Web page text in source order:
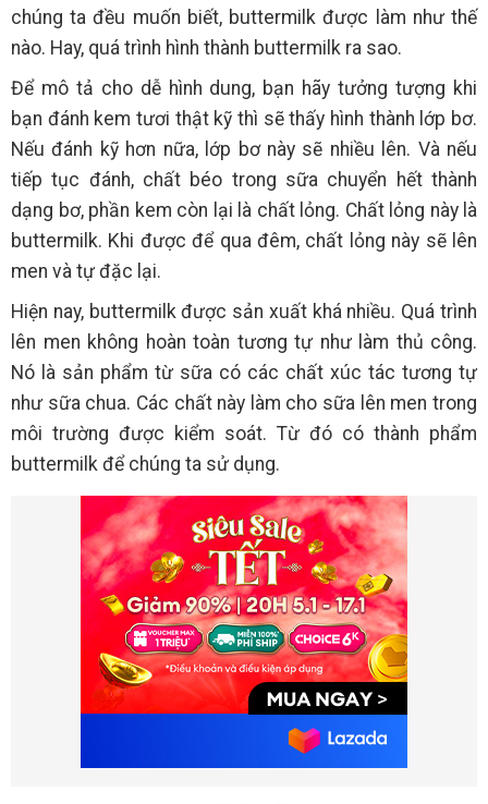
chúng ta đều muốn biết, buttermilk được làm như thế
nào. Hay, quá trình hình thành buttermilk ra sao.
Để mô tả cho dễ hình dung, bạn hãy tưởng tượng khi
bạn đánh kem tươi thật kỹ thì sẽ thấy hình thành lớp bơ.
Nếu đánh kỹ hơn nữa, lớp bơ này sẽ nhiều lên. Và nếu
tiếp tục đánh, chất béo trong sữa chuyển hết thành
dạng bơ, phần kem còn lại là chất lỏng. Chất lỏng này là
buttermilk. Khi được để qua đêm, chất lỏng này sẽ lên
men và tự đặc lại.
Hiện nay, buttermilk được sản xuất khá nhiều. Quá trình
lên men không hoàn toàn tương tự như làm thủ công.
Nó là sản phẩm từ sữa có các chất xúc tác tương tự
như sữa chua. Các chất này làm cho sữa lên men trong
môi trường được kiểm soát. Từ đó có thành phẩm
buttermilk để chúng ta sử dụng.